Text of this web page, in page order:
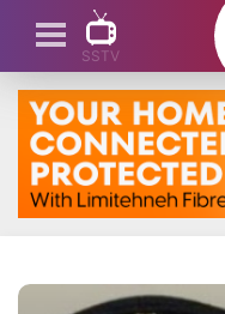
SSTV